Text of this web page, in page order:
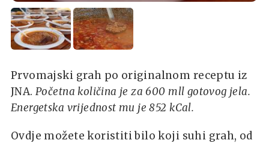
Prvomajski grah po originalnom receptu iz
JNA.Početna količina je za 600 mll gotovog jela.
Energetska vrijednost mu je 852 kCal.
Ovdje možete koristiti bilo koji suhi grah, od